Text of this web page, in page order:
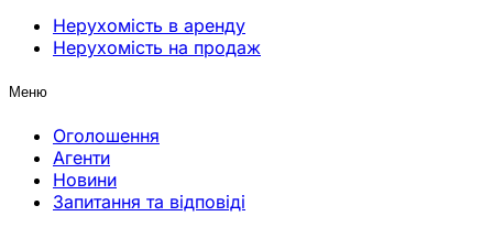
Нерухомість в аренду
Нерухомість на продаж
Меню
Оголошення
Агенти
Новини
Запитання та відповіді